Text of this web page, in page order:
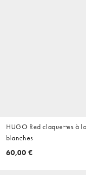
HUGO Red claquettes à
blanches
60,00 €